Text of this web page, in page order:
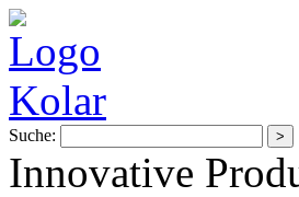
Suche:
Innovative